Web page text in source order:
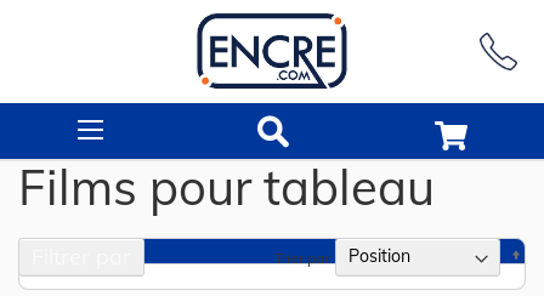
Films pour tableau
Trier par